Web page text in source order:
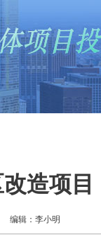
造项目
编辑：李小明